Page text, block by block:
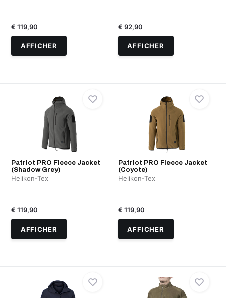
€ 119,90
AFFICHER
€ 92,90
AFFICHER
Patriot PRO Fleece Jacket
(Shadow Grey)
Helikon-Tex
€ 119,90
AFFICHER
Patriot PRO Fleece Jacket
(Coyote)
Helikon-Tex
€ 119,90
AFFICHER